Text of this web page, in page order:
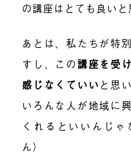
の講座はとても良いと
あとは、私たちが特
すし、この講座を受
感じなくていい と思
いろんな人が地域に
くれるといいんじ
ん）